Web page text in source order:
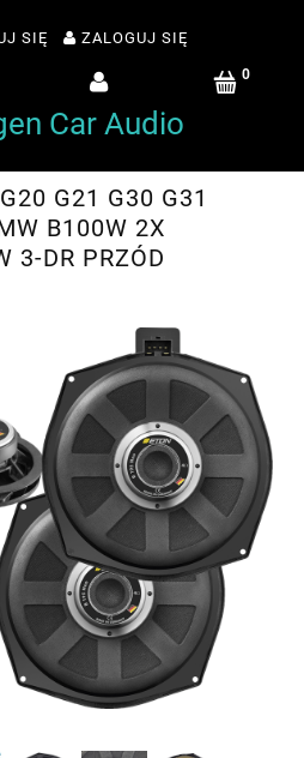
SIĘ ZALOGUJ SIĘ
Car Audio
G21 G30 G31
B100W 2X
3-DR PRZÓD